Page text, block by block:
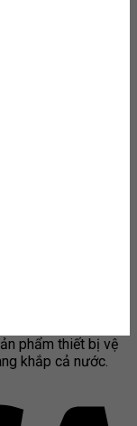
phẩm thiết bị vệ
khắp cả nước.